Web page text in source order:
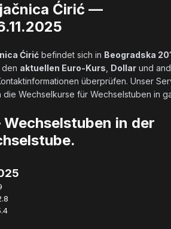
Ćirić —
Ćirić befindet sich in Beogradska
den aktuellen Euro-Kurs Dollar und
die Wechselkurse für Wechselstuben in
in der